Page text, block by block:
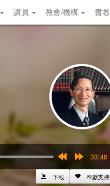
講員 教會/機構 書卷
15s
15s
33:48
奉獻支持
下載